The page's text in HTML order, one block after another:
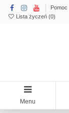
Pomoc
Lista życzeń (0)
Menu